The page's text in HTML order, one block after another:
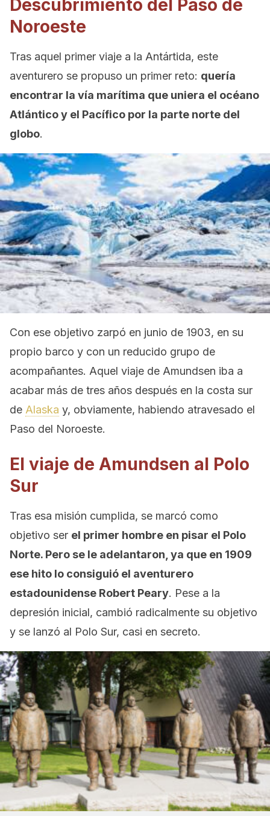
Descubrimiento del Paso de
Noroeste
Tras aquel primer viaje a la Antártida, este
aventurero se propuso un primer reto: quería
encontrar la vía marítima que uniera el océano
Atlántico y el Pacífico por la parte norte del
globo.
Con ese objetivo zarpó en junio de 1903, en su
propio barco y con un reducido grupo de
acompañantes. Aquel viaje de Amundsen iba a
acabar más de tres años después en la costa sur
de Alaska y, obviamente, habiendo atravesado el
Paso del Noroeste.
El viaje de Amundsen al Polo
Sur
Tras esa misión cumplida, se marcó como
objetivo ser el primer hombre en pisar el Polo
Norte. Pero se le adelantaron, ya que en 1909
ese hito lo consiguió el aventurero
estadounidense Robert Peary. Pese a la
depresión inicial, cambió radicalmente su objetivo
y se lanzó al Polo Sur, casi en secreto.